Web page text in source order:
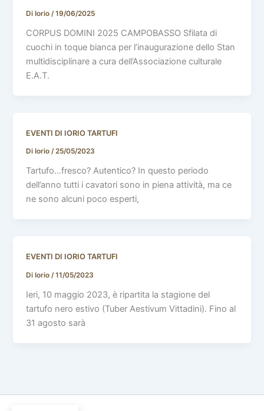
Di Iorio/19/06/2025
CORPUS DOMINI 2025 CAMPOBASSO Sfilata di
cuochi in toque bianca per l’inaugurazione dello Stan
multidisciplinare a cura dell’Associazione culturale
E.A.T.
EVENTI DI IORIO TARTUFI
Di Iorio/25/05/2023
Tartufo…fresco? Autentico? In questo periodo
dell’anno tutti i cavatori sono in piena attività, ma ce
ne sono alcuni poco esperti,
EVENTI DI IORIO TARTUFI
Di Iorio/11/05/2023
Ieri, 10 maggio 2023, è ripartita la stagione del
tartufo nero estivo (Tuber Aestivum Vittadini). Fino al
31 agosto sarà